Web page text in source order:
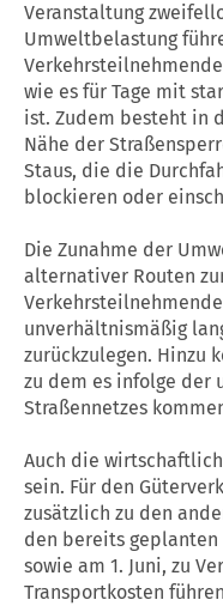
Veranstaltung
Umweltbelastung
wie es für Tage mit
ist. Zudem besteht in
Nähe der
Staus, die die
blockieren oder
Die Zunahme der
alternativer Routen
unverhältnismäßig
zurückzulegen. Hinzu
zu dem es infolge der
Straßennetzes
Auch die
sein. Für den
zusätzlich zu den
den bereits geplanten
sowie am 1. Juni, zu
Transportkosten